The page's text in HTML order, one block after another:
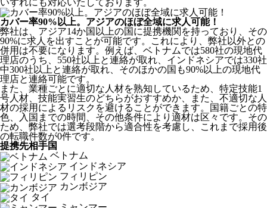
いずれにも対応いたしております。
カバー率90%以上。アジアのほぼ全域に求人可能！
弊社は、 アジア14か国以上の国に提携機関を持っており、その
90%に求人を出すことが可能です。これにより、弊社以外との
併用は不要になります。例えば、ベトナムでは580社の現地代
理店のうち、550社以上と連絡が取れ、インドネシアでは330社
中300社以上と連絡が取れ、そのほかの国も90%以上の現地代
理店と連絡可能です。
また、業種ごとに適切な人材を熟知しているため、特定技能1
号人材、技能実習生のどちらがおすすめか、また、不適切な人
材の採用によるリスクを避けることができます。国籍ごとの特
色、入国までの時間、その他条件により適材は区々です。その
ため、弊社では選考段階から適合性を考慮し、これまで採用後
の転職件数が0件です。
提携先相手国
ベトナム
インドネシア
フィリピン
カンボジア
タイ